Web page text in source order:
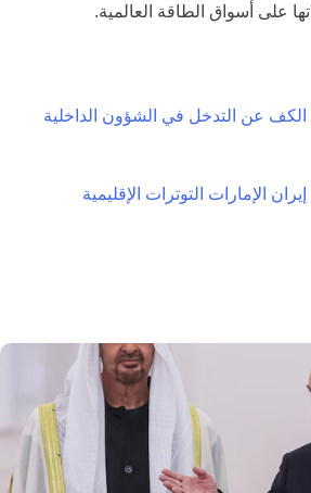
على أسواق الطاقة العالمية.
الكف عن التدخل في الشؤون الداخلية
إيران الإمارات التوترات الإقليمية